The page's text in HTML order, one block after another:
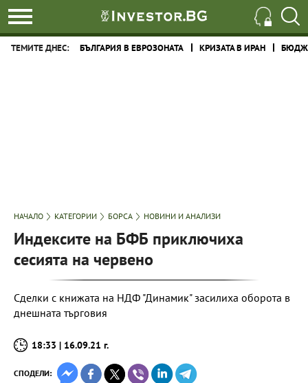
ТЕМИТЕ ДНЕС: БЪЛГАРИЯ В ЕВРОЗОНАТА КРИЗАТА В ИРАН
НАЧАЛО КАТЕГОРИИ БОРСА НОВИНИ И АНАЛИЗИ
Индексите на БФБ приключиха
сесията на червено
Сделки с книжата на НДФ "Динамик" засилиха оборота в
днешната търговия
18:33 | 16.09.21 г.
СПОДЕЛИ: